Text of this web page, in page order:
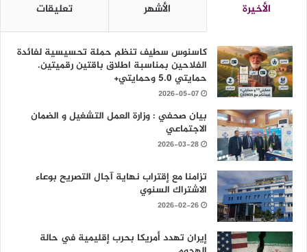
الأخيرة الأشهر تعليقات
كاسنوس سطيف تنظم حملة تحسيسية لفائدة
الفلاحين بمناسبة اطلاق باقتين رقميتين.
حمايتي 5.0 وحمايتي+
2026-05-07
بيان صحفي : وزارة العمل التشغيل و الضمان
الاجتماعي
2026-03-28
تزامنا مع إقتراب نهاية آجال التصريح بوعاء
الاشتراك السنوي
2026-02-26
إيران تهدد أمريكا بحرب إقليمية في حالة